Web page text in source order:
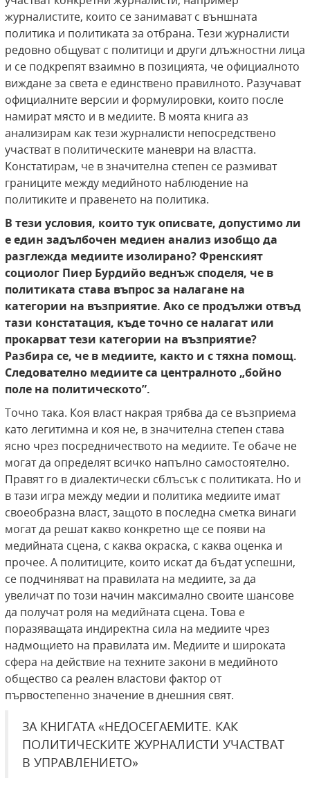
журналистите, които се занимават с външната
политика и политиката за отбрана. Тези журналисти
редовно общуват с политици и други длъжностни лица
и се подкрепят взаимно в позицията, че официалното
виждане за света е единствено правилното. Разучават
официалните версии и формулировки, които после
намират място и в медиите. В моята книга аз
анализирам как тези журналисти непосредствено
участват в политическите маневри на властта.
Констатирам, че в значителна степен се размиват
границите между медийното наблюдение на
политиките и правенето на политика.
В тези условия, които тук описвате, допустимо ли
е един задълбочен медиен анализ изобщо да
разглежда медиите изолирано? Френският
социолог Пиер Бурдийо веднъж споделя, че в
политиката става въпрос за налагане на
категории на възприятие. Ако се продължи отвъд
тази констатация, къде точно се налагат или
прокарват тези категории на възприятие?
Разбира се, че в медиите, както и с тяхна помощ.
Следователно медиите са централното „бойно
поле на политическото”.
Точно така. Коя власт накрая трябва да се възприема
като легитимна и коя не, в значителна степен става
ясно чрез посредничеството на медиите. Те обаче не
могат да определят всичко напълно самостоятелно.
Правят го в диалектически сблъсък с политиката. Но и
в тази игра между медии и политика медиите имат
своеобразна власт, защото в последна сметка винаги
могат да решат какво конкретно ще се появи на
медийната сцена, с каква окраска, с каква оценка и
прочее. А политиците, които искат да бъдат успешни,
се подчиняват на правилата на медиите, за да
увеличат по този начин максимално своите шансове
да получат роля на медийната сцена. Това е
поразяващата индиректна сила на медиите чрез
надмощието на правилата им. Медиите и широката
сфера на действие на техните закони в медийното
общество са реален властови фактор от
първостепенно значение в днешния свят.
ЗА КНИГАТА «НЕДОСЕГАЕМИТЕ. КАК
ПОЛИТИЧЕСКИТЕ ЖУРНАЛИСТИ УЧАСТВАТ
В УПРАВЛЕНИЕТО»